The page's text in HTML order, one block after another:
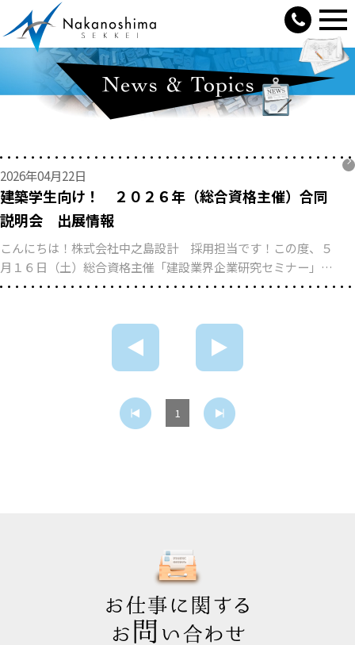
2026年04月22日
建築学生向け！ ２０２６年（総合資格主催）合同
説明会 出展情報
こんにちは！株式会社中之島設計 採用担当です！この度、５
月１６日（土）総合資格主催「建設業界企業研究セミナー」へ
の出店が決まりました！！(5月16日(土) 大阪会場】建設業界企
会場：ハービスホールこのようなイベントに参加するのが、初
めてでとても緊張しておりますが、当社の仕事内容から福利厚
生について分かりやすくお伝えいたします。質疑応答コーナー
お越しください！皆様にお会いできることを楽しみにしていま
1